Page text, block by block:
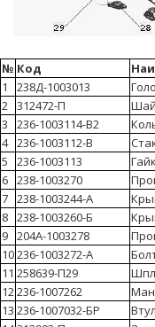
№ Код
1
238Д-1003013
2 312472-П
3
236-1003114-В2
4 236-1003112-В
5
236-1003113
6 238-1003270
7 238-1003244-А
8 238-1003260-Б
9 204А-1003278
10236-1003272-А
11 258639-П29
12236-1007262
13 236-1007032-БР